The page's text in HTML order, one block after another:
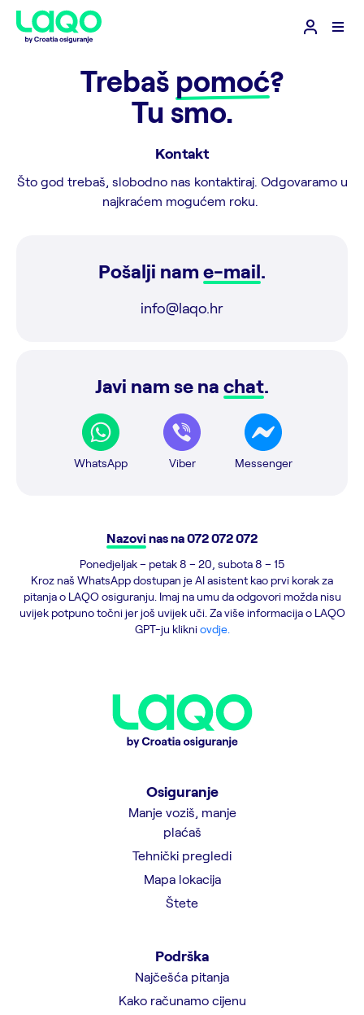
Trebaš pomoć?
Tu smo.
Kontakt
Što god trebaš, slobodno nas kontaktiraj. Odgovaramo u
najkraćem mogućem roku.
Pošalji nam e-mail.
info@laqo.hr
Javi nam se na chat.
WhatsApp Viber Messenger
Nazovinas na072 072 072
Ponedjeljak – petak 8 – 20, subota 8 – 15
Kroz naš WhatsApp dostupan je AI asistent kao prvi korak za
pitanja o LAQO osiguranju. Imaj na umu da odgovori možda nisu
uvijek potpuno točni jer još uvijek uči. Za više informacija o LAQO
GPT-ju klikniovdje.
Osiguranje
Manje voziš, manje
plaćaš
Tehnički pregledi
Mapa lokacija
Štete
Podrška
Najčešća pitanja
Kako računamo cijenu